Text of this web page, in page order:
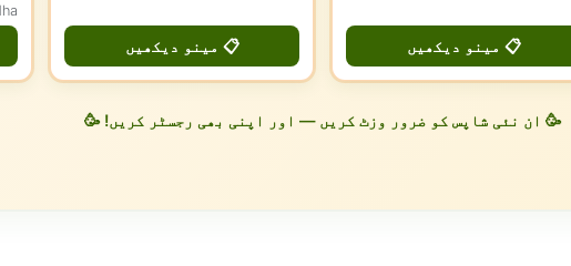
📋 مینو دیکھیں 📋 مینو دیکھیں
🥳 ان نئی شاپس کو ضرور وزٹ کریں — اور اپنی بھی رجسٹر کریں! 🥳